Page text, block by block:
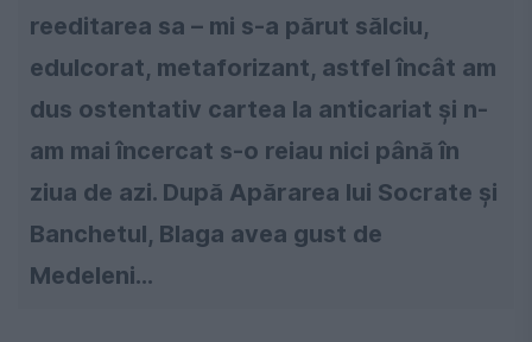
reeditarea sa – mi s-a părut sălciu,
edulcorat, metaforizant, astfel încât am
dus ostentativ cartea la anticariat şi n-
am mai încercat s-o reiau nici până în
ziua de azi. După Apărarea lui Socrate şi
Banchetul, Blaga avea gust de
Medeleni…